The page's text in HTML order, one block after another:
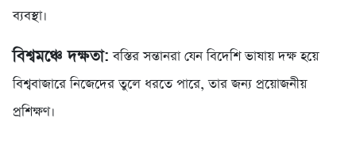
ব্যবস্থা।
বিশ্বমঞ্চে দক্ষতা: বস্তির সন্তানরা যেন বিদেশি ভাষায় দক্ষ হয়ে
বিশ্ববাজারে নিজেদের তুলে ধরতে পারে, তার জন্য প্রয়োজনীয়
প্রশিক্ষণ।